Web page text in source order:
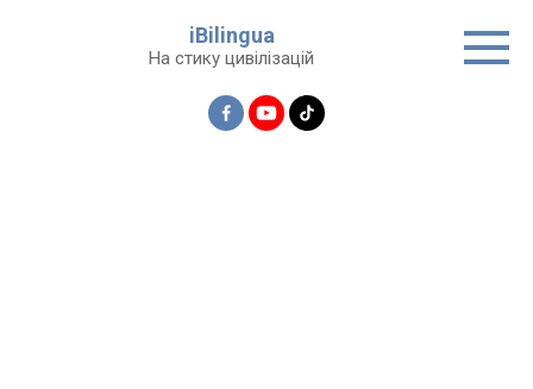
iBilingua
На стику цивілізацій